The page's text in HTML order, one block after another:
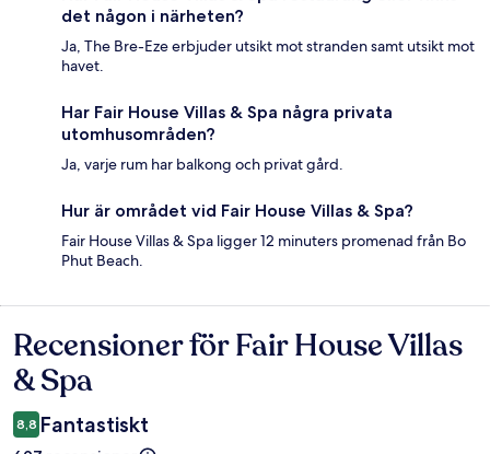
det någon i närheten?
Ja, The Bre-Eze erbjuder utsikt mot stranden samt utsikt mot
havet.
Har Fair House Villas & Spa några privata
utomhusområden?
Ja, varje rum har balkong och privat gård.
Hur är området vid Fair House Villas & Spa?
Fair House Villas & Spa ligger 12 minuters promenad från Bo
Phut Beach.
Recensioner
Recensioner för Fair House Villas
& Spa
8,8 Fantastiskt